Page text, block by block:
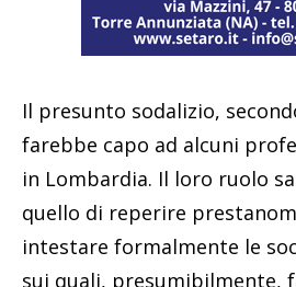
Il presunto sodalizio,
farebbe capo ad alcuni
in Lombardia. Il loro ruolo
quello di reperire
intestare formalmente le
sui quali, presumibilmente,